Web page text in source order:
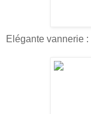
Elégante vannerie :